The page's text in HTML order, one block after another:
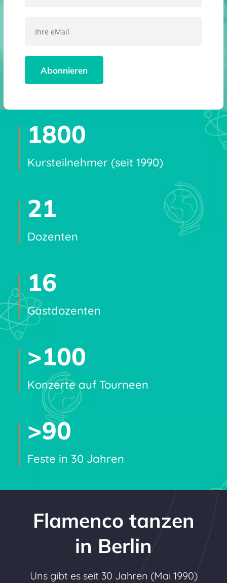
1800
Kursteilnehmer (seit 1990)
21
Dozenten
16
Gastdozenten
>100
Konzerte auf Tourneen
>90
Feste in 30 Jahren
Flamenco tanzen
in Berlin
Uns gibt es seit 30 Jahren (Mai 1990)